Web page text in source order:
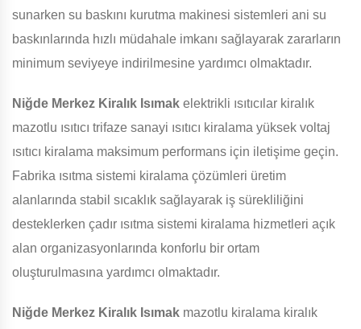
sunarken su baskını kurutma makinesi sistemleri ani su
baskınlarında hızlı müdahale imkanı sağlayarak zararların
minimum seviyeye indirilmesine yardımcı olmaktadır.
Niğde Merkez Kiralık Isımak elektrikli ısıtıcılar kiralık
mazotlu ısıtıcı trifaze sanayi ısıtıcı kiralama yüksek voltaj
ısıtıcı kiralama maksimum performans için iletişime geçin.
Fabrika ısıtma sistemi kiralama çözümleri üretim
alanlarında stabil sıcaklık sağlayarak iş sürekliliğini
desteklerken çadır ısıtma sistemi kiralama hizmetleri açık
alan organizasyonlarında konforlu bir ortam
oluşturulmasına yardımcı olmaktadır.
Niğde Merkez Kiralık Isımak mazotlu kiralama kiralık